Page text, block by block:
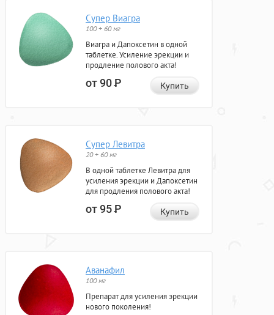
Супер Виагра
100 + 60 мг
Виагра и Дапоксетин в одной
таблетке. Усиление эрекции и
продление полового акта!
от 90Р Купить
Супер Левитра
20 + 60 мг
В одной таблетке Левитра для
усиления эрекции и Дапоксетин
для продления полового акта!
от 95Р Купить
Аванафил
100 мг
Препарат для усиления эрекции
нового поколения!